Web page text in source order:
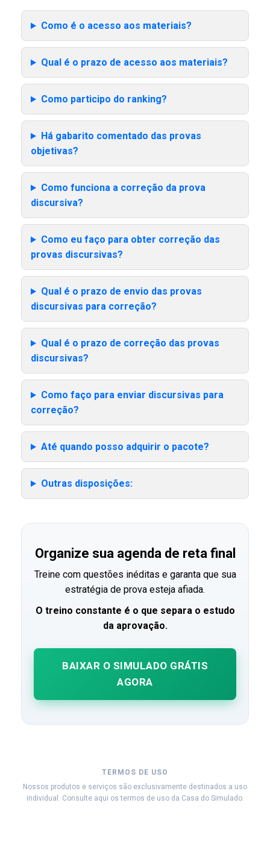
Como é o acesso aos materiais?
Qual é o prazo de acesso aos materiais?
Como participo do ranking?
Há gabarito comentado das provas
objetivas?
Como funciona a correção da prova
discursiva?
Como eu faço para obter correção das
provas discursivas?
Qual é o prazo de envio das provas
discursivas para correção?
Qual é o prazo de correção das provas
discursivas?
Como faço para enviar discursivas para
correção?
Até quando posso adquirir o pacote?
Outras disposições:
Organize sua agenda de reta final
Treine com questões inéditas e garanta que sua
estratégia de prova esteja afiada.
O treino constante é o que separa o estudo
da aprovação.
BAIXAR O SIMULADO GRÁTIS
AGORA
TERMOS DE USO
Nossos produtos e serviços são exclusivamente destinados a uso
individual. Consulte aqui os termos de uso da Casa do Simulado.